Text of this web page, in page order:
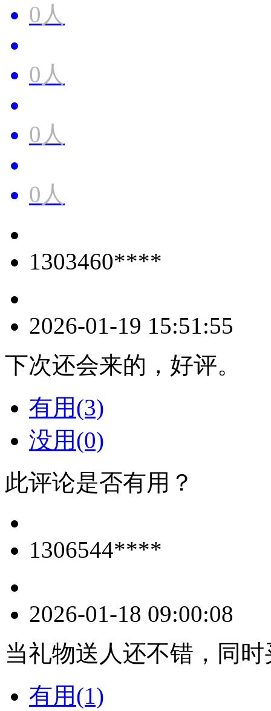
0人
0人
0人
0人
1303460****
2026-01-19 15:51:55
下次还会来的，好评。
有用(3)
没用(0)
此评论是否有用？
1306544****
2026-01-18 09:00:08
当礼物送人还不错，同
有用(1)